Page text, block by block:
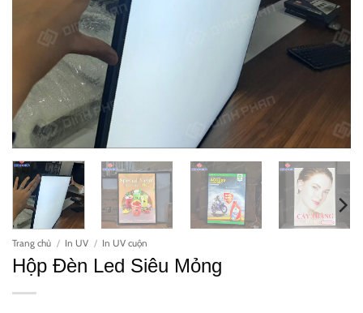
Trang chủ / In UV / In UV cuộn
Hộp Đèn Led Siêu Mỏng